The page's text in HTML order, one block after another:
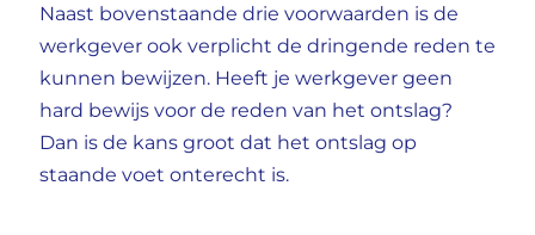
Naast bovenstaande drie voorwaarden is de
werkgever ook verplicht de dringende reden te
kunnen bewijzen. Heeft je werkgever geen
hard bewijs voor de reden van het ontslag?
Dan is de kans groot dat het ontslag op
staande voet onterecht is.